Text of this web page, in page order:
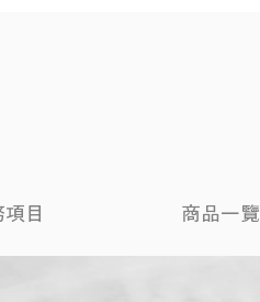
目 商品一覽